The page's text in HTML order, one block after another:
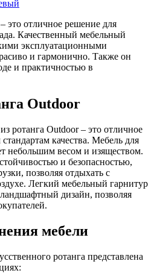
– это отличное решение для
Качественный мебельный
эксплуатационными
и гармонично. Также он
и практичностью в
Outdoor
ротанга Outdoor – это отличное
качества. Мебель для
небольшим весом и изяществом.
и безопасностью,
позволяя отдыхать с
Легкий мебельный гарнитур
дизайн, позволяя
мебели
ротанга представлена